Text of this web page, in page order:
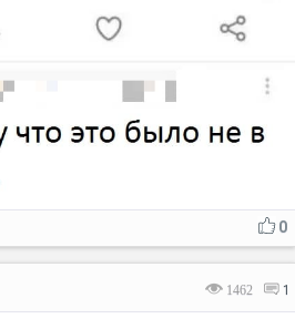
0
1462 1